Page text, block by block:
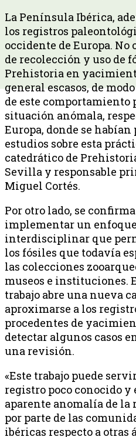
La Península Ibérica,
los registros
occidente de Europa. No
de recolección y uso de
Prehistoria en
general escasos, de
de este comportamiento
situación anómala,
Europa, donde se
estudios sobre esta
catedrático de
Sevilla y responsable
Miguel Cortés.
Por otro lado, se
implementar un
interdisciplinar que
los fósiles que todavía
las colecciones
museos e instituciones.
trabajo abre una nueva
aproximarse a los
procedentes de
detectar algunos casos
una revisión.
«Este trabajo puede
registro poco conocido
aparente anomalía de la
por parte de las
ibéricas respecto a otras